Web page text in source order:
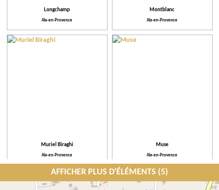
Longchamp
Aix-en-Provence
Montblanc
Aix-en-Provence
Muriel Biraghi
Aix-en-Provence
Muse
Aix-en-Provence
AFFICHER PLUS D'ÉLÉMENTS (5)